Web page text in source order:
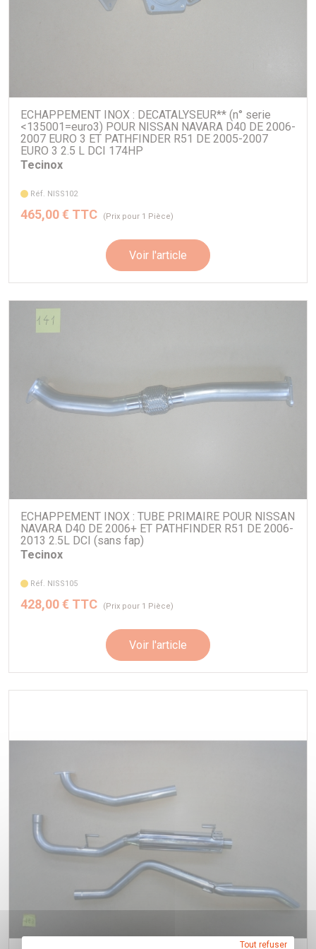
tube primaire
intermédiaire avec silencieux sport
tube arrière
LORS DE VOTRE COMMANDE, MERCI DE PRECISER LES 6
DERNIERS CHIFFRES DU NUMERO DE CHASSIS AFIN DE
SAVOIR SI EURO 3 - 4 OU 5
ECHAPPEMENT INOX : DECATALYSEUR** (n° serie
<135001=euro3) POUR NISSAN NAVARA D40 DE 2006-
2007 EURO 3 ET PATHFINDER R51 DE 2005-2007
EURO 3 2.5 L DCI 174HP
Tecinox
Réf. NISS102
465,00 € TTC (Prix pour 1 Pièce)
Voir l'article
ECHAPPEMENT INOX : TUBE PRIMAIRE POUR NISSAN
NAVARA D40 DE 2006+ ET PATHFINDER R51 DE 2006-
2013 2.5L DCI (sans fap)
Tecinox
Réf. NISS105
428,00 € TTC (Prix pour 1 Pièce)
Voir l'article
Tout refuser